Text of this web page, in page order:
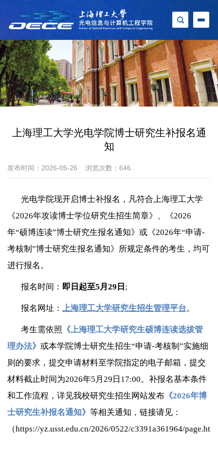
上海理工大学光电学院博士研究生补报名通
知
发布时间：2026-05-26 浏览次数： 646
光电学院现开启博士补报名， 凡符合上海理工大学
《2026年攻读博士学位研究生招生简章》、《2026
年“硕博连读”博士研究生报名通知》或《2026年“申请-
考核制”博士研究生报名通知》所规定条件的考生，均可
进行报名。
报名时间： 即日起至5月29日 ;
报名网址： 上海理工大学研究生招生管理平台。
考生需依照 《上海理工大学研究生硕博连读选拔管
理办法》 或本学院博士研究生招生“申请-考核制”实施细
则的要求，提交申请材料至学院指定的电子邮箱，提交
材料截止时间为2026年5月29日17:00。 补报名基本条件
和工作流程，详见我校研究生招生网站发布 《2026年博
士研究生补报名通知》 等相关通知，链接请见：
（https://yz.usst.edu.cn/2026/0522/c3391a361964/page.htm